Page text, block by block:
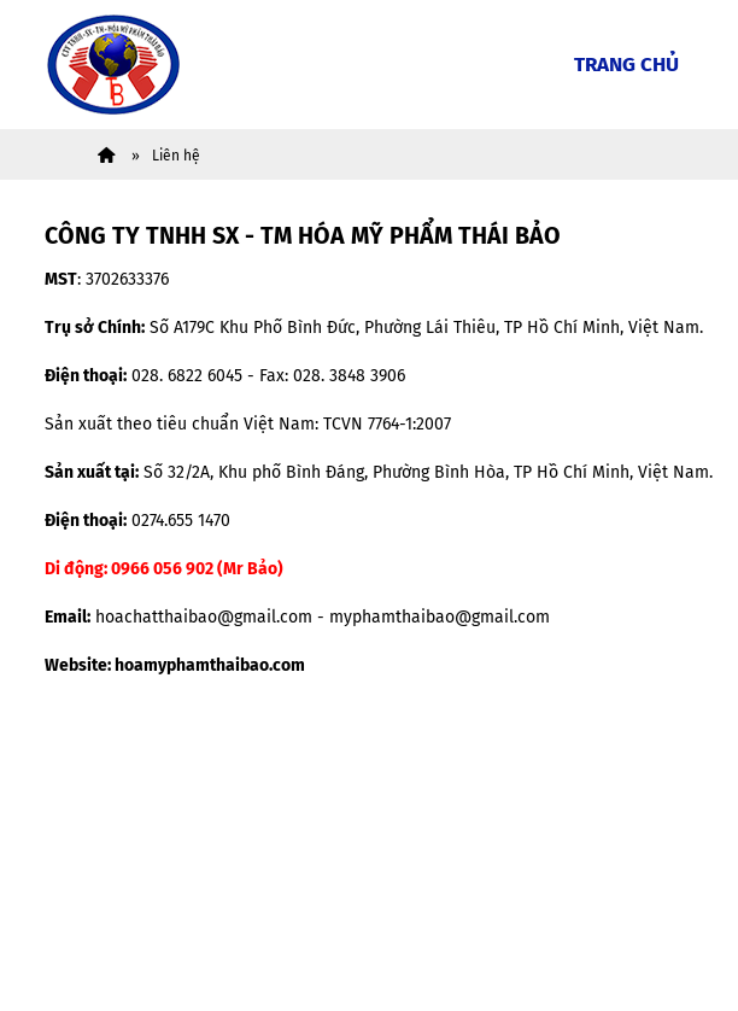
TRANG CHỦ
Liên hệ
CÔNG TY TNHH SX - TM HÓA MỸ PHẨM THÁI BẢO
MST: 3702633376
Trụ sở Chính: Số A179C Khu Phố Bình Đức, Phường Lái Thiêu, TP Hồ Chí Minh, Việt Nam.
Điện thoại: 028. 6822 6045 - Fax: 028. 3848 3906
Sản xuất theo tiêu chuẩn Việt Nam: TCVN 7764-1:2007
Sản xuất tại: Số 32/2A, Khu phố Bình Đáng, Phường Bình Hòa, TP Hồ Chí Minh, Việt Nam.
Điện thoại: 0274.655 1470
Di động:0966 056 902(Mr Bảo)
Email: hoachatthaibao@gmail.com - myphamthaibao@gmail.com
Website: hoamyphamthaibao.com